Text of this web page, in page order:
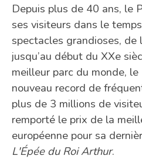
Depuis plus de 40 ans, le
ses visiteurs dans le
spectacles grandioses, de
jusqu’au début du XXe
meilleur parc du monde,
nouveau record de
plus de 3 millions de
remporté le prix de la
européenne pour sa
L'Épée du Roi Arthur.